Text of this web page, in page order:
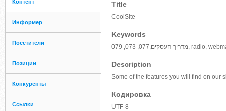
Контент
Информер
Посетители
Позиции
Конкуренты
Ссылки
Title
CoolSite
Keywords
Description
Some of the features you will find on our
Кодировка
UTF-8